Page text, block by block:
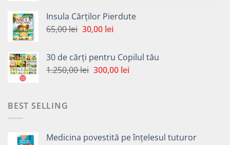
fost:
65,00 lei.
30,00 lei.
Insula Cărților Pierdute
65,00lei Prețul
fost:
65,00 lei.
30,00 leiPrețul
30,00 lei.
30 de cărți pentru Copilul tău
1.250,00lei Prețul
300,00 leiPrețul
BEST SELLING
Medicina povestită pe înțelesul tuturor